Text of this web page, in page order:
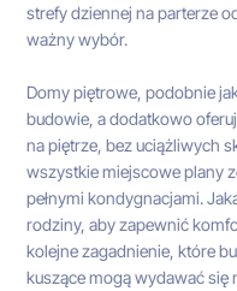
strefy dziennej na parterze
ważny wybór.
Domy piętrowe, podobnie
budowie, a dodatkowo
na piętrze, bez uciążliwych
wszystkie miejscowe plany
pełnymi kondygnacjami.
rodziny, aby zapewnić
kolejne zagadnienie, które
kuszące mogą wydawać się